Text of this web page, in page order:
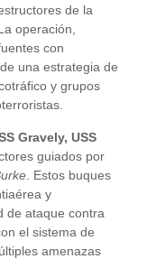
de la
operación,
con
una estrategia de
y grupos
Gravely, USS
guiados por
. Estos buques
y
de ataque contra
el sistema de
amenazas